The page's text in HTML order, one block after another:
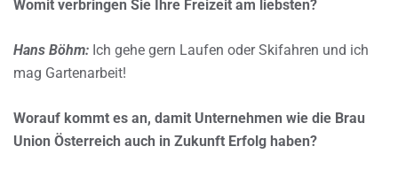
Womit verbringen Sie Ihre Freizeit am liebsten?
Hans Böhm: Ich gehe gern Laufen oder Skifahren und ich
mag Gartenarbeit!
Worauf kommt es an, damit Unternehmen wie die Brau
Union Österreich auch in Zukunft Erfolg haben?